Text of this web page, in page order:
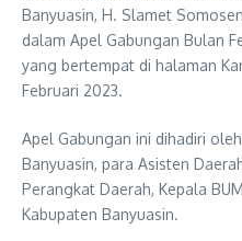
Banyuasin, H. Slamet
dalam Apel Gabungan Bulan
yang bertempat di halaman
Februari 2023.
Apel Gabungan ini dihadiri
Banyuasin, para Asisten
Perangkat Daerah, Kepala
Kabupaten Banyuasin.